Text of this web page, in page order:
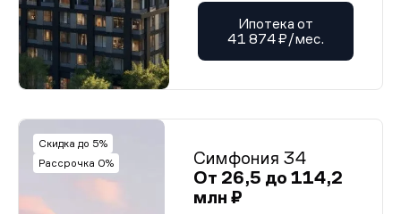
Ипотека от
41 874 ₽/мес.
Скидка до 5%
Рассрочка 0%
Симфония 34
От 26,5 до 114,2
млн ₽